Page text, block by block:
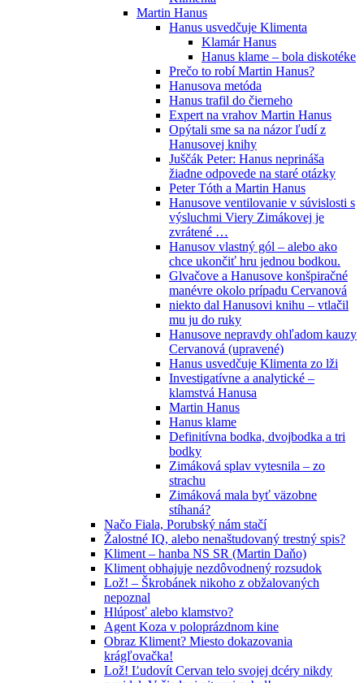
Martin Hanus
Hanus usvedčuje Klimenta
Klamár Hanus
Hanus klame – bola diskotéke
Prečo to robí Martin Hanus?
Hanusova metóda
Hanus trafil do čierneho
Expert na vrahov Martin Hanus
Opýtali sme sa na názor ľudí z
Hanusovej knihy
Juščák Peter: Hanus neprináša
žiadne odpovede na staré otázky
Peter Tóth a Martin Hanus
Hanusove ventilovanie v súvislosti s
výsluchmi Viery Zimákovej je
zvrátené …
Hanusov vlastný gól – alebo ako
chce ukončiť hru jednou bodkou.
Glvačove a Hanusove konšpiračné
manévre okolo prípadu Cervanová
niekto dal Hanusovi knihu – vtlačil
mu ju do ruky
Hanusove nepravdy ohľadom kauzy
Cervanová (upravené)
Hanus usvedčuje Klimenta zo lži
Investigatívne a analytické –
klamstvá Hanusa
Martin Hanus
Hanus klame
Definitívna bodka, dvojbodka a tri
bodky
Zimáková splav vytesnila – zo
strachu
Zimáková mala byť väzobne
stíhaná?
Načo Fiala, Porubský nám stačí
Žalostné IQ, alebo nenaštudovaný trestný spis?
Kliment – hanba NS SR (Martin Daňo)
Kliment obhajuje nezdôvodnený rozsudok
Lož! – Škrobánek nikoho z obžalovaných
nepoznal
Hlúposť alebo klamstvo?
Agent Koza v poloprázdnom kine
Obraz Kliment? Miesto dokazovania
krágľovačka!
Lož! Ľudovít Cervan telo svojej dcéry nikdy